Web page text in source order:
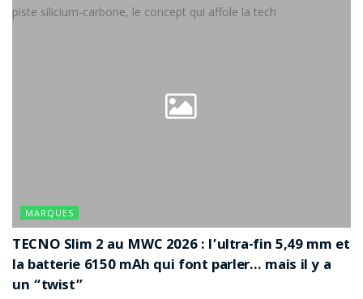
MARQUES
TECNO Slim 2 au MWC 2026 : l’ultra-fin 5,49 mm et
la batterie 6150 mAh qui font parler… mais il y a
un “twist”